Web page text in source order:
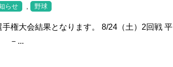
らせ 野球
権大会結果となります。 8/24（土）2回戦 平
－...